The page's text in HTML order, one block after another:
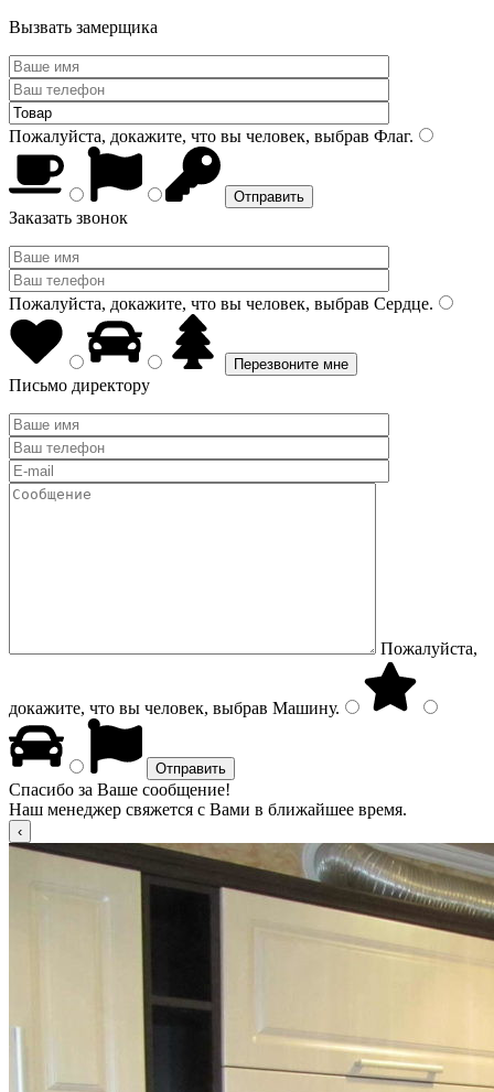
Вызвать замерщика
Пожалуйста, докажите, что вы человек, выбрав Флаг.
Заказать звонок
Пожалуйста, докажите, что вы человек, выбрав Сердце.
Письмо директору
Пожалуйста,
докажите, что вы человек, выбрав Машину.
Спасибо за Ваше сообщение!
Наш менеджер свяжется с Вами в ближайшее время.